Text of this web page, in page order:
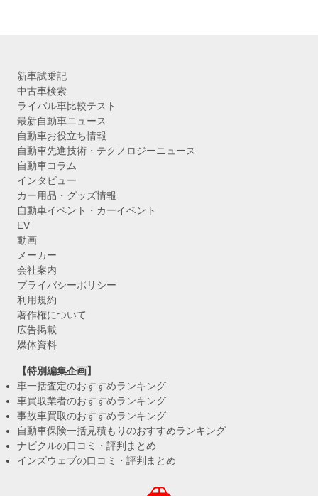
新車試乗記
中古車検索
ライバル車比較テスト
最新自動車ニュース
自動車お役立ち情報
自動車先進技術・テクノロジーニュース
自動車コラム
インタビュー
カー用品・グッズ情報
自動車イベント・カーイベント
EV
動画
メーカー
会社案内
プライバシーポリシー
利用規約
著作権について
広告掲載
媒体資料
【特別編集企画】
車一括査定のおすすめランキング
車買取業者のおすすめランキング
事故車買取のおすすめランキング
自動車保険一括見積もりのおすすめランキング
ナビクルの口コミ・評判まとめ
インズウェブの口コミ・評判まとめ